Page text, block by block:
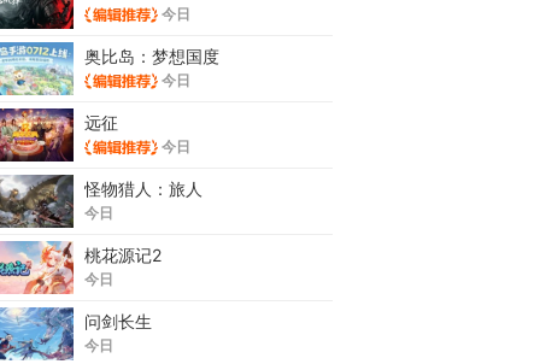
今日
奥比岛：梦想国度
今日
远征
今日
怪物猎人：旅人
今日
桃花源记2
今日
问剑长生
今日